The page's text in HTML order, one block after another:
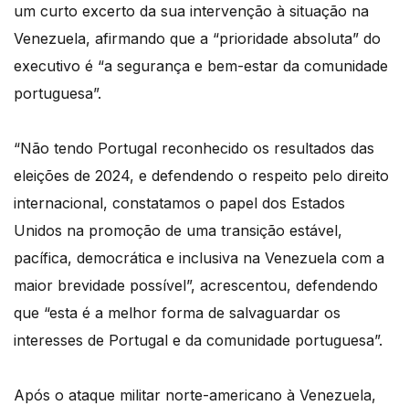
um curto excerto da sua intervenção à situação na
Venezuela, afirmando que a “prioridade absoluta” do
executivo é “a segurança e bem-estar da comunidade
portuguesa”.
“Não tendo Portugal reconhecido os resultados das
eleições de 2024, e defendendo o respeito pelo direito
internacional, constatamos o papel dos Estados
Unidos na promoção de uma transição estável,
pacífica, democrática e inclusiva na Venezuela com a
maior brevidade possível”, acrescentou, defendendo
que “esta é a melhor forma de salvaguardar os
interesses de Portugal e da comunidade portuguesa”.
Após o ataque militar norte-americano à Venezuela,